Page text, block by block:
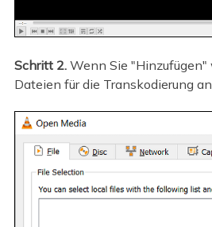
Schritt 2.Wenn Sie "Hinzufügen"
Dateien für die Transkodierung